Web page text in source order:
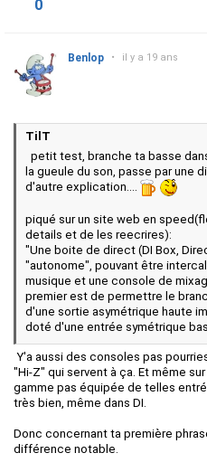
0
Benlop • il y a 19 ans
TilT
petit test, branche ta basse
la gueule du son, passe par une
d'autre explication....
piqué sur un site web en
details et de les reecrires):
"Une boite de direct (DI Box,
"autonome", pouvant être
musique et une console de
premier est de permettre le
d'une sortie asymétrique haute
doté d'une entrée symétrique
Y'a aussi des consoles pas
"Hi-Z" qui servent à ça. Et même
gamme pas équipée de telles
très bien, même dans DI.
Donc concernant ta première
différence notable.